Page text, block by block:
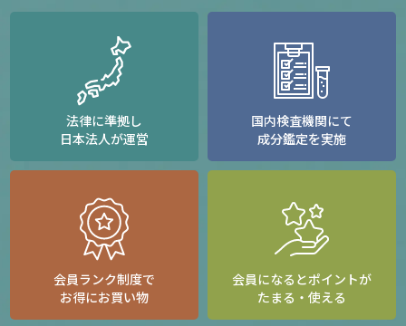
法律に準拠し
日本法人が運営
国内検査機関にて
成分鑑定を実施
会員ランク制度で
お得にお買い物
会員になるとポイントが
たまる・使える